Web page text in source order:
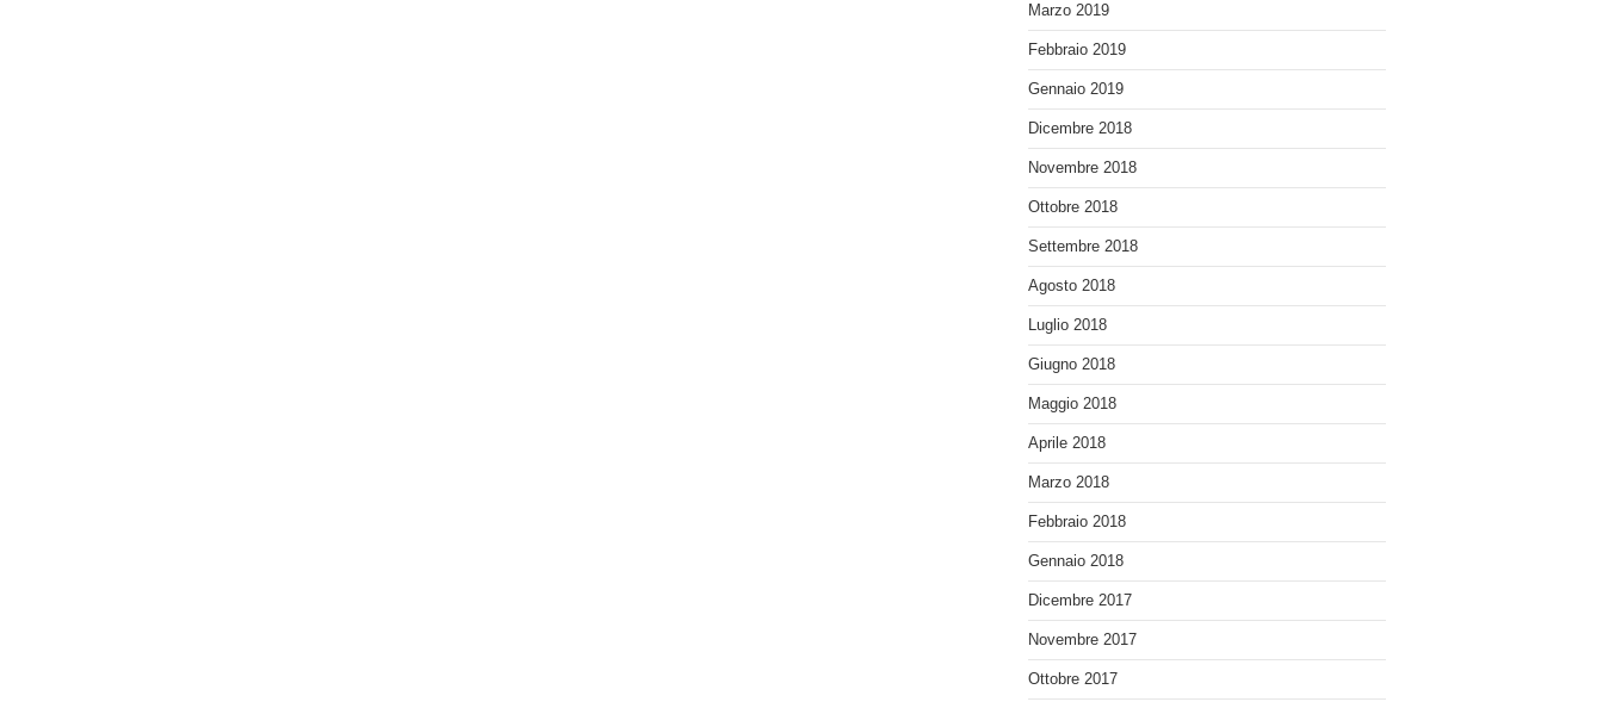
Marzo 2019
Febbraio 2019
Gennaio 2019
Dicembre 2018
Novembre 2018
Ottobre 2018
Settembre 2018
Agosto 2018
Luglio 2018
Giugno 2018
Maggio 2018
Aprile 2018
Marzo 2018
Febbraio 2018
Gennaio 2018
Dicembre 2017
Novembre 2017
Ottobre 2017